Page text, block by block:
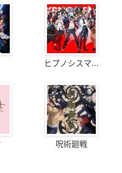
ヒプノシスマ...
呪術廻戦